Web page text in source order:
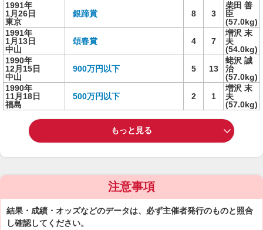
1991年
1月26日
東京
銀蹄賞 8 3
柴田 善
臣
(57.0kg)
1991年
1月13日
中山
頌春賞 4 7
増沢 末
夫
(54.0kg)
1990年
12月15日
中山
900万円以下 5 13
蛯沢 誠
治
(57.0kg)
1990年
11月18日
福島
500万円以下 2 1
増沢 末
夫
(57.0kg)
もっと見る
注意事項
結果・成績・オッズなどのデータは、必ず主催者発行のものと照合
し確認してください。